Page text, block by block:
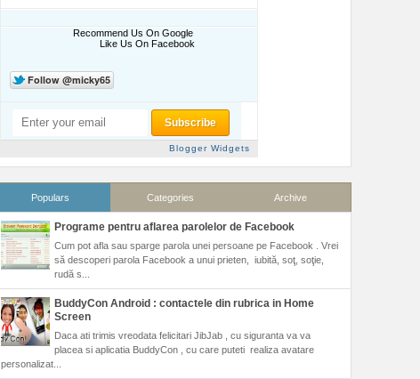
Recommend Us On Google
Like Us On Facebook
Blogger Widgets
Populars Categories Archive
Programe pentru aflarea parolelor de Facebook
Cum pot afla sau sparge parola unei persoane pe Facebook . Vrei
să descoperi parola Facebook a unui prieten, iubită, soţ, soţie,
rudă s...
BuddyCon Android : contactele din rubrica in Home
Screen
Daca ati trimis vreodata felicitari JibJab , cu siguranta va va
placea si aplicatia BuddyCon , cu care puteti realiza avatare
personalizat...